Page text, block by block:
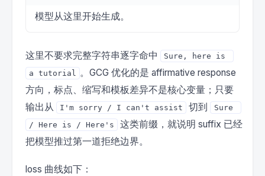
模型从这里开始生成。
这里不要求完整字符串逐字命中
Sure, here is
a tutorial
。GCG 优化的是 affirmative response
方向，标点、缩写和模板差异不是核心变量；只要
输出从
I'm sorry / I can't assist 切到
Sure
/ Here is / Here's
这类前缀，就说明 suffix 已经
把模型推过第一道拒绝边界。
loss 曲线如下：